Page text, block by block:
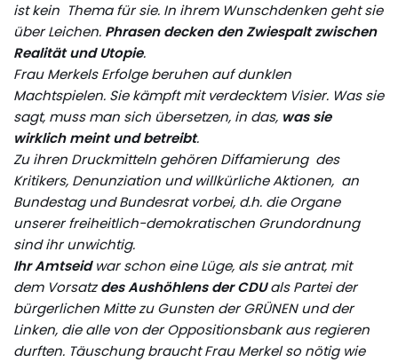
ist kein Thema für sie. In ihrem Wunschdenken geht sie
über Leichen. Phrasen decken den Zwiespalt zwischen
Realität und Utopie.
Frau Merkels Erfolge beruhen auf dunklen
Machtspielen. Sie kämpft mit verdecktem Visier. Was sie
sagt, muss man sich übersetzen, in das, was sie
wirklich meint und betreibt.
Zu ihren Druckmitteln gehören Diffamierung des
Kritikers, Denunziation und willkürliche Aktionen, an
Bundestag und Bundesrat vorbei, d.h. die Organe
unserer freiheitlich-demokratischen Grundordnung
sind ihr unwichtig.
Ihr Amtseidwar schon eine Lüge, als sie antrat, mit
dem Vorsatzdes Aushöhlens der CDUals Partei der
bürgerlichen Mitte zu Gunsten der GRÜNEN und der
Linken, die alle von der Oppositionsbank aus regieren
durften. Täuschung braucht Frau Merkel so nötig wie